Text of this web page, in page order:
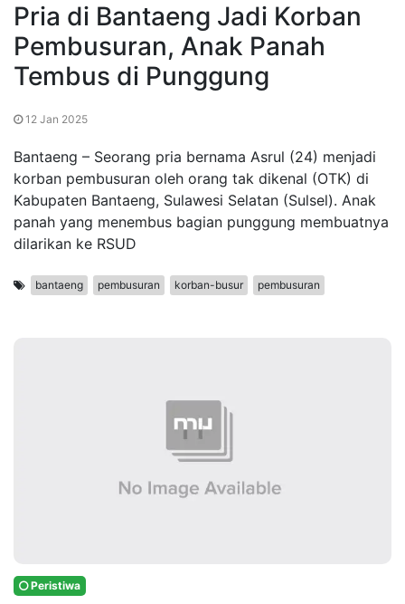
Pria di Bantaeng Jadi Korban
Pembusuran, Anak Panah
Tembus di Punggung
12 Jan 2025
Bantaeng – Seorang pria bernama Asrul (24) menjadi
korban pembusuran oleh orang tak dikenal (OTK) di
Kabupaten Bantaeng, Sulawesi Selatan (Sulsel). Anak
panah yang menembus bagian punggung membuatnya
dilarikan ke RSUD
bantaeng pembusuran korban-busur pembusuran
Peristiwa